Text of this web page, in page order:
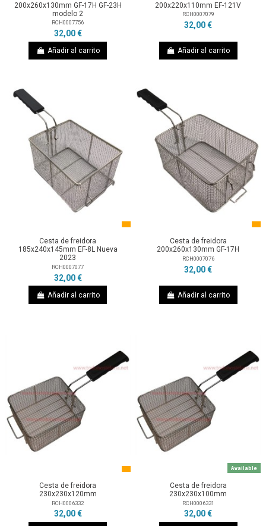
200x260x130mm GF-17H GF-23H
modelo 2
RCH0007756
32,00 €
Añadir al carrito
200x220x110mm EF-121V
RCH0007079
32,00 €
Añadir al carrito
Cesta de freidora
185x240x145mm EF-8L Nueva
2023
RCH0007077
32,00 €
Añadir al carrito
Cesta de freidora
200x260x130mm GF-17H
RCH0007076
32,00 €
Añadir al carrito
Cesta de freidora
230x230x120mm
RCH0006332
32,00 €
Available
Cesta de freidora
230x230x100mm
RCH0006331
32,00 €